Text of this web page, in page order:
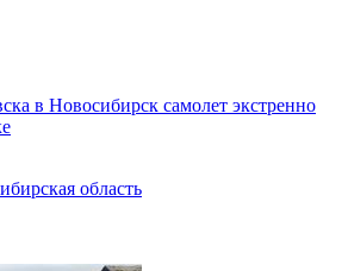
в Новосибирск самолет экстренно
область